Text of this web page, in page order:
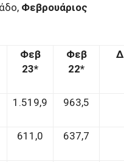
Φεβρουάριος
Φεβ
23*
Φεβ
22*
1.519,9 963,5
611,0 637,7